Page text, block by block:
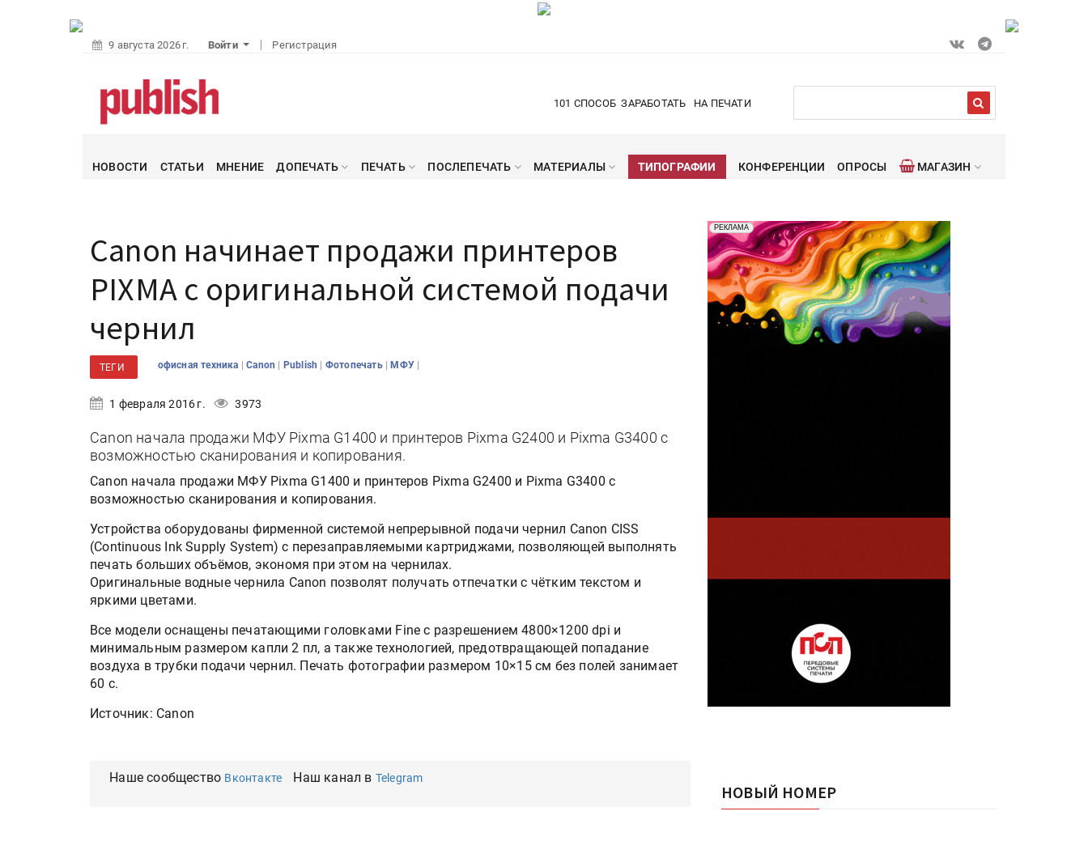
9 августа 2026 г. Войти Регистрация
101 СПОСОБ ЗАРАБОТАТЬ НА ПЕЧАТИ
НОВОСТИ СТАТЬИ МНЕНИЕ ДОПЕЧАТЬ ПЕЧАТЬ ПОСЛЕПЕЧАТЬ МАТЕРИАЛЫ ТИПОГРАФИИ КОНФЕРЕНЦИИ ОПРОСЫ МАГАЗИН
Canon начинает продажи принтеров
PIXMA с оригинальной системой подачи
чернил
ТЕГИ офисная техника |Canon | Publish | Фотопечать |МФУ |
1 февраля 2016 г. 3973
Canon начала продажи МФУ Pixma G1400 и принтеров Pixma G2400 и Pixma G3400 с
возможностью сканирования и копирования.
Canon начала продажи МФУ Pixma G1400 и принтеров Pixma G2400 и Pixma G3400 с
возможностью сканирования и копирования.
Устройства оборудованы фирменной системой непрерывной подачи чернил Canon CISS
(Continuous Ink Supply System) с перезаправляемыми картриджами, позволяющей выполнять
печать больших объёмов, экономя при этом на чернилах.
Оригинальные водные чернила Canon позволят получать отпечатки с чётким текстом и
яркими цветами.
Все модели оснащены печатающими головками Fine с разрешением 4800×1200 dpi и
минимальным размером капли 2 пл, а также технологией, предотвращающей попадание
воздуха в трубки подачи чернил. Печать фотографии размером 10×15 см без полей занимает
60 с.
Источник: Canon
Наше сообщество Вконтакте Наш канал в Telegram
РЕКЛАМА
Реклама. Рекламодатель ООО "Передовые Системы
Печати" erid: 2SDnjd2d4Qz
НОВЫЙ НОМЕР